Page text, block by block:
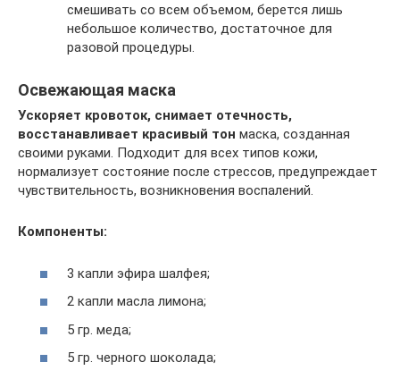
смешивать со всем объемом, берется лишь
небольшое количество, достаточное для
разовой процедуры.
Освежающая маска
Ускоряет кровоток, снимает отечность,
восстанавливает красивый тон маска, созданная
своими руками. Подходит для всех типов кожи,
нормализует состояние после стрессов, предупреждает
чувствительность, возникновения воспалений.
Компоненты:
3 капли эфира шалфея;
2 капли масла лимона;
5 гр. меда;
5 гр. черного шоколада;